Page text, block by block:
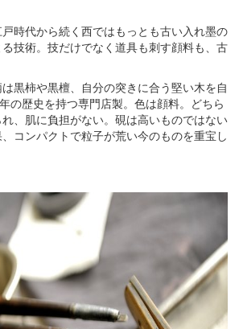
時代から続く西ではもっとも古い入れ墨の
技術。技だけでなく道具も刺す顔料も、古
黒柿や黒檀、自分の突きに合う堅い木を自
の歴史を持つ専門店製。色は顔料。どちら
、肌に負担がない。硯は高いものではない
コンパクトで粒子が荒い今のものを重宝し